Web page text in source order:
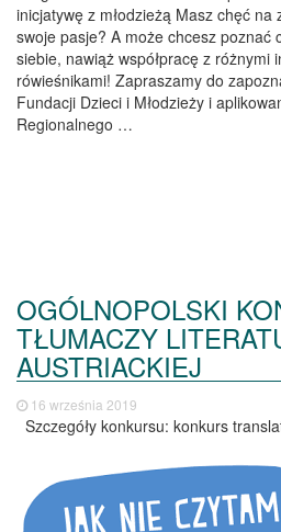
inicjatywę z młodzieżą Masz chęć
swoje pasje? A może chcesz poznać
siebie, nawiąż współpracę z różnymi
rówieśnikami! Zapraszamy do
Fundacji Dzieci i Młodzieży i
Regionalnego …
OGÓLNOPOLSKI
TŁUMACZY
AUSTRIACKIEJ
16 września 2019
Szczegóły konkursu: konkurs